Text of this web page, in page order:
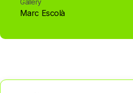
Gallery
Marc Escolà